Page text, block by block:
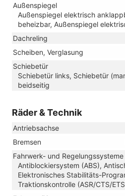
Außenspiegel
Außenspiegel elektrisch
beheizbar, Außenspiegel
Dachreling
Scheiben, Verglasung
Schiebetür
Schiebetür links, Schiebetür
beidseitig
Räder & Technik
Antriebsachse
Bremsen
Fahrwerk- und Regelungssysteme
Antiblockiersystem (ABS),
Elektronisches Stabilitäts-
Traktionskontrolle (ASR/CTS/